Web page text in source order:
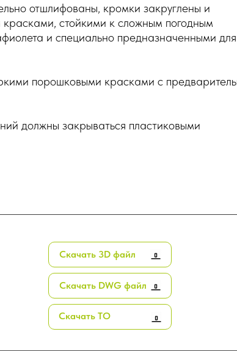
отшлифованы, кромки закруглены и
стойкими к сложным погодным
и специально предназначенными для
порошковыми красками с
должны закрываться пластиковыми
Скачать 3D файл
Скачать ТО
Скачать DWG файл